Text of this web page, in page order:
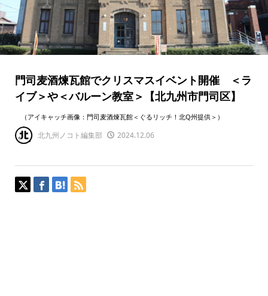
門司麦酒煉瓦館でクリスマスイベント開催 ＜ラ
イブ＞や＜バルーン教室＞【北九州市門司区】
（アイキャッチ画像：門司麦酒煉瓦館＜ぐるリッチ！北Q州提供＞）
北九州ノコト編集部 2024.12.06